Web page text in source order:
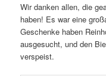
Wir danken allen, die
haben! Es war eine
Geschenke haben
ausgesucht, und den
verspeist.